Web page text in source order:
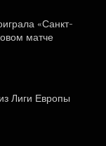
«Санкт-
матче
Лиги Европы